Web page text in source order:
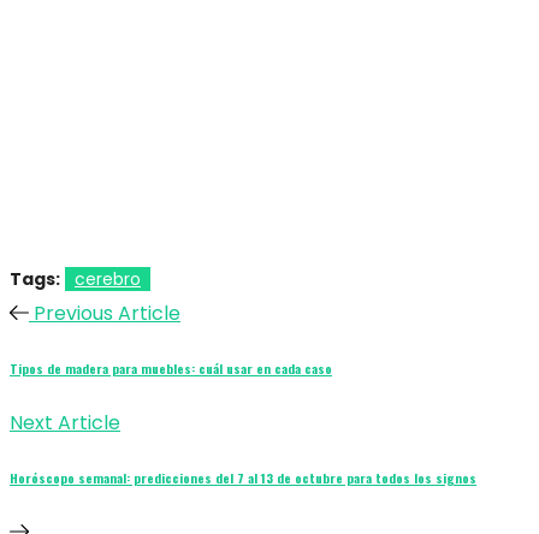
Tags: cerebro
Previous Article
Tipos de madera para muebles: cuál usar en cada caso
Next Article
Horóscopo semanal: predicciones del 7 al 13 de octubre para todos los signos